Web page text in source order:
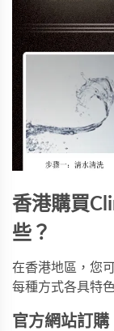
香港購買
些？
在香港地區，您
每種方式各具特
官方網站訂購